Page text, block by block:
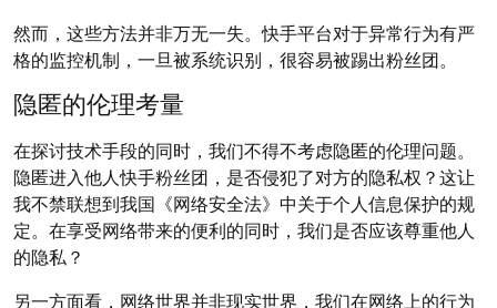
然而，这些方法并非万无一失。快手平台对于异常行为有严
格的监控机制，一旦被系统识别，很容易被踢出粉丝团。
隐匿的伦理考量
在探讨技术手段的同时，我们不得不考虑隐匿的伦理问题。
隐匿进入他人快手粉丝团，是否侵犯了对方的隐私权？这让
我不禁联想到我国《网络安全法》中关于个人信息保护的规
定。在享受网络带来的便利的同时，我们是否应该尊重他人
的隐私？
另一方面看，网络世界并非现实世界，我们在网络上的行为